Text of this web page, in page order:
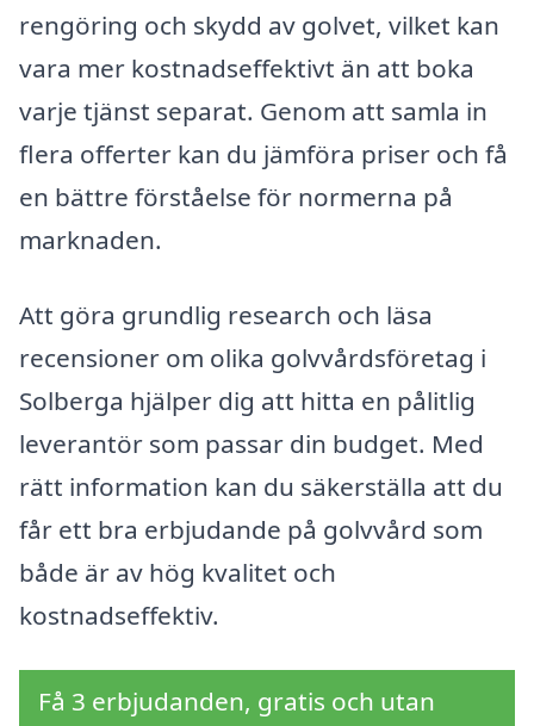
rengöring och skydd av golvet, vilket kan
vara mer kostnadseffektivt än att boka
varje tjänst separat. Genom att samla in
flera offerter kan du jämföra priser och få
en bättre förståelse för normerna på
marknaden.
Att göra grundlig research och läsa
recensioner om olika golvvårdsföretag i
Solberga hjälper dig att hitta en pålitlig
leverantör som passar din budget. Med
rätt information kan du säkerställa att du
får ett bra erbjudande på golvvård som
både är av hög kvalitet och
kostnadseffektiv.
Få 3 erbjudanden, gratis och utan